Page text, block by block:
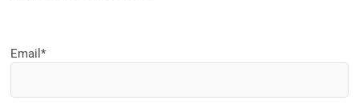
Email*